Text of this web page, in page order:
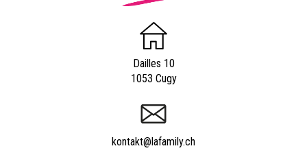
Dailles 10
1053 Cugy
kontakt@lafamily.ch